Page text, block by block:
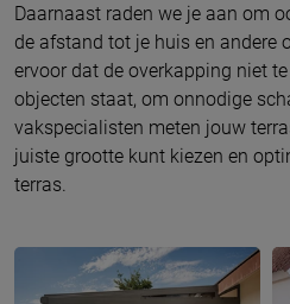
Daarnaast raden we je aan om
de afstand tot je huis en andere
ervoor dat de overkapping niet
objecten staat, om onnodige
vakspecialisten meten jouw
juiste grootte kunt kiezen en
terras.